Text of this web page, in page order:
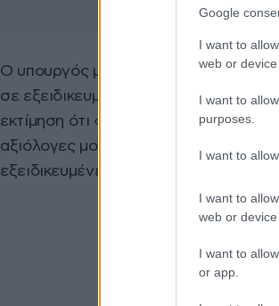
Google
I want to
web or
I want to
purposes.
I want to
I want to
web or
I want to
or app.
Ο υπουργός μίλησε για τον Γιώργο
σε εξειδικευμένο κέντρο
εκτίμηση ότι «θα επιστρέψει
αξιόλογες μονάδες αποκατάστασης,
εξειδικευμένες για τόσο βαριά